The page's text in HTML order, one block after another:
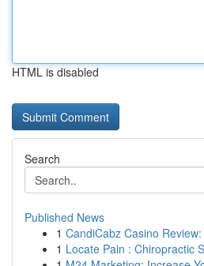
HTML is disabled
Search
Published News
1 CandiCabz Casino
1 Locate Pain : Chiropractic